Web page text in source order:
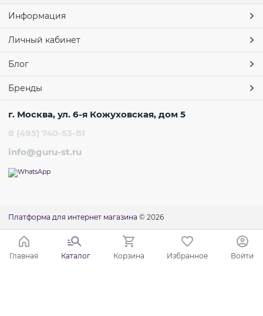
Информация
Личный кабинет
Блог
Бренды
г. Москва, ул. 6-я Кожуховская, дом 5
8 (495) 740-53-81
info@guru-st.ru
Платформа для интернет магазина © 2026
Главная Каталог Корзина Избранное Войти